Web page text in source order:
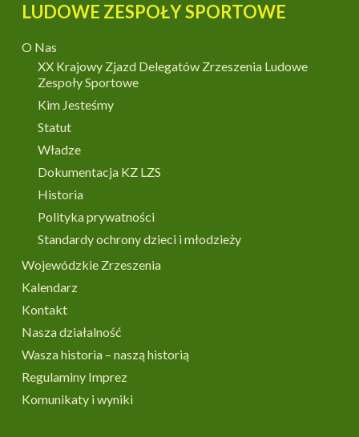
LUDOWE ZESPOŁY SPORTOWE
O Nas
XX Krajowy Zjazd Delegatów Zrzeszenia Ludowe
Zespoły Sportowe
Kim Jesteśmy
Statut
Władze
Dokumentacja KZ LZS
Historia
Polityka prywatności
Standardy ochrony dzieci i młodzieży
Wojewódzkie Zrzeszenia
Kalendarz
Kontakt
Nasza działalność
Wasza historia – naszą historią
Regulaminy Imprez
Komunikaty i wyniki